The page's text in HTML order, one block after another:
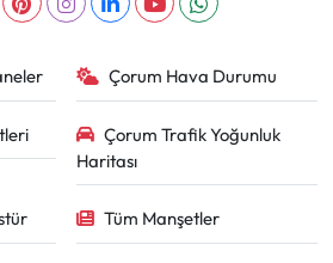
Çorum Hava Durumu
Çorum Trafik Yoğunluk
Haritası
Tüm Manşetler